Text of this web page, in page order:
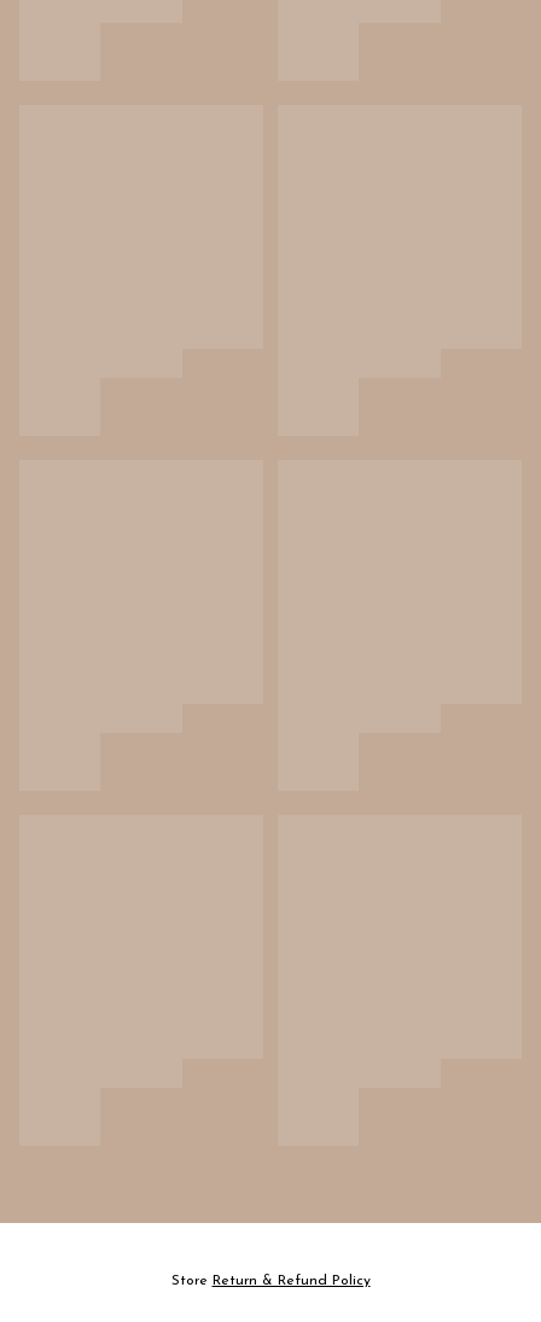
Store Return & Refund Policy